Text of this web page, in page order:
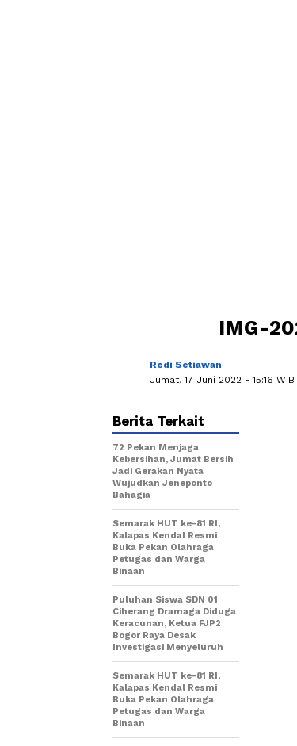
IMG-
Redi Setiawan
Jumat, 17 Juni 2022 - 15:16 WIB
Berita Terkait
72 Pekan Menjaga
Kebersihan, Jumat Bersih
Jadi Gerakan Nyata
Wujudkan Jeneponto
Bahagia
Semarak HUT ke-81 RI,
Kalapas Kendal Resmi
Buka Pekan Olahraga
Petugas dan Warga
Binaan
Puluhan Siswa SDN 01
Ciherang Dramaga Diduga
Keracunan, Ketua FJP2
Bogor Raya Desak
Investigasi Menyeluruh
Semarak HUT ke-81 RI,
Kalapas Kendal Resmi
Buka Pekan Olahraga
Petugas dan Warga
Binaan